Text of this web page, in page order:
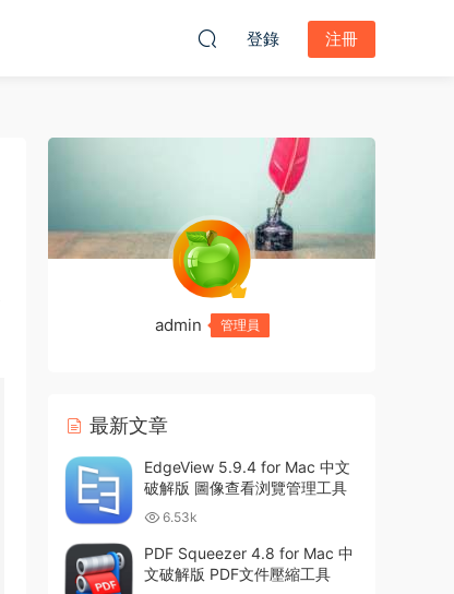
登錄 注冊
admin 管理員
最新文章
EdgeView 5.9.4 for Mac 中文
破解版 圖像查看浏覽管理工具
6.53k
PDF Squeezer 4.8 for Mac 中
文破解版 PDF文件壓縮工具